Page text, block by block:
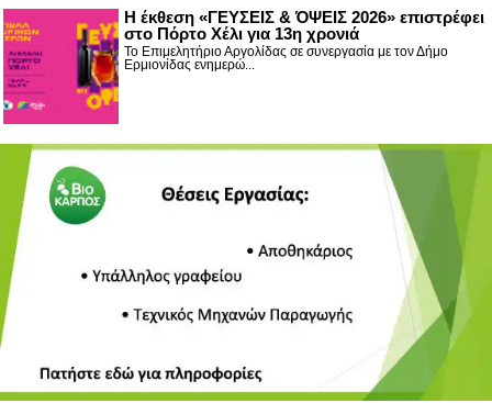
Η έκθεση «ΓΕΥΣΕΙΣ & ΌΨΕΙΣ 2026» επιστρέφει
στο Πόρτο Χέλι για 13η χρονιά
Το Επιμελητήριο Αργολίδας σε συνεργασία με τον Δήμο
Ερμιονίδας ενημερώ...